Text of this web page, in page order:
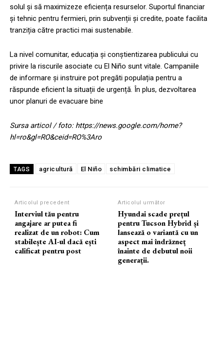
solul și să maximizeze eficiența resurselor. Suportul financiar
și tehnic pentru fermieri, prin subvenții și credite, poate facilita
tranziția către practici mai sustenabile.
La nivel comunitar, educația și conștientizarea publicului cu
privire la riscurile asociate cu El Niño sunt vitale. Campaniile
de informare și instruire pot pregăti populația pentru a
răspunde eficient la situații de urgență. În plus, dezvoltarea
unor planuri de evacuare bine
Sursa articol / foto: https://news.google.com/home?
hl=ro&gl=RO&ceid=RO%3Aro
TAGS agricultură El Niño schimbări climatice
Articolul precedent
Interviul tău pentru
angajare ar putea fi
realizat de un robot: Cum
stabilește AI-ul dacă ești
calificat pentru post
Articolul următor
Hyundai scade prețul
pentru Tucson Hybrid și
lansează o variantă cu un
aspect mai îndrăzneț
înainte de debutul noii
generații.